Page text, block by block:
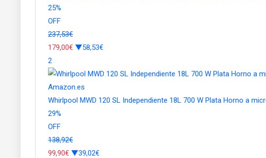
25%
OFF
237,53€
179,00€ ▼58,53€
2
Amazon.es
Whirlpool MWD 120 SL Independiente 18L 700 W Plata Horno a
29%
OFF
138,92€
99,90€ ▼39,02€